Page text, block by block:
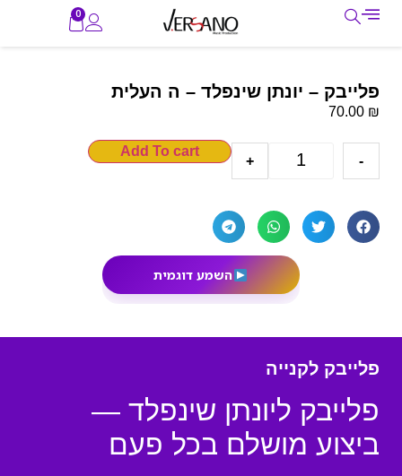
0
פלייבק – יונתן שינפלד – ה העלית
70.00 ₪
-
+
Add To cart
השמע דוגמית
פלייבק לקנייה
פלייבק ליונתן שינפלד —
ביצוע מושלם בכל פעם